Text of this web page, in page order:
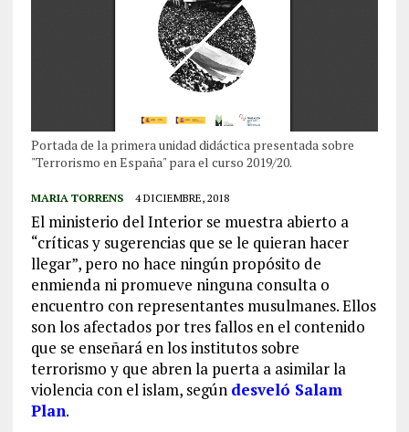
Portada de la primera unidad didáctica presentada sobre
"Terrorismo en España" para el curso 2019/20.
MARIA TORRENS 4 DICIEMBRE, 2018
El ministerio del Interior se muestra abierto a
“críticas y sugerencias que se le quieran hacer
llegar”, pero no hace ningún propósito de
enmienda ni promueve ninguna consulta o
encuentro con representantes musulmanes. Ellos
son los afectados por tres fallos en el contenido
que se enseñará en los institutos sobre
terrorismo y que abren la puerta a asimilar la
violencia con el islam, según desveló Salam
Plan.